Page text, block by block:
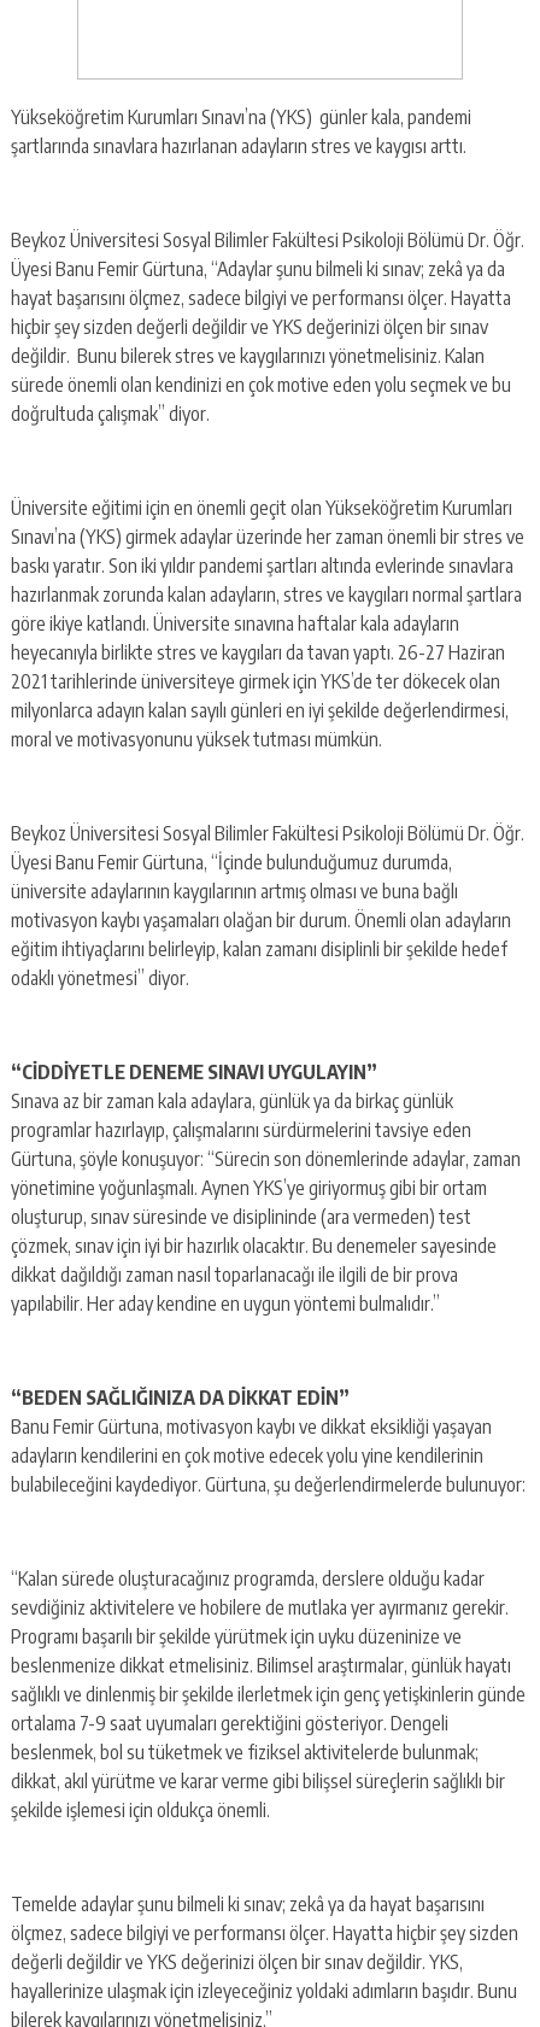
Yükseköğretim Kurumları Sınavı’na (YKS) günler kala, pandemi
şartlarında sınavlara hazırlanan adayların stres ve kaygısı arttı.
Beykoz Üniversitesi Sosyal Bilimler Fakültesi Psikoloji Bölümü Dr. Öğr.
Üyesi Banu Femir Gürtuna, “Adaylar şunu bilmeli ki sınav; zekâ ya da
hayat başarısını ölçmez, sadece bilgiyi ve performansı ölçer. Hayatta
hiçbir şey sizden değerli değildir ve YKS değerinizi ölçen bir sınav
değildir. Bunu bilerek stres ve kaygılarınızı yönetmelisiniz. Kalan
sürede önemli olan kendinizi en çok motive eden yolu seçmek ve bu
doğrultuda çalışmak” diyor.
Üniversite eğitimi için en önemli geçit olan Yükseköğretim Kurumları
Sınavı’na (YKS) girmek adaylar üzerinde her zaman önemli bir stres ve
baskı yaratır. Son iki yıldır pandemi şartları altında evlerinde sınavlara
hazırlanmak zorunda kalan adayların, stres ve kaygıları normal şartlara
göre ikiye katlandı. Üniversite sınavına haftalar kala adayların
heyecanıyla birlikte stres ve kaygıları da tavan yaptı. 26-27 Haziran
2021 tarihlerinde üniversiteye girmek için YKS’de ter dökecek olan
milyonlarca adayın kalan sayılı günleri en iyi şekilde değerlendirmesi,
moral ve motivasyonunu yüksek tutması mümkün.
Beykoz Üniversitesi Sosyal Bilimler Fakültesi Psikoloji Bölümü Dr. Öğr.
Üyesi Banu Femir Gürtuna, “İçinde bulunduğumuz durumda,
üniversite adaylarının kaygılarının artmış olması ve buna bağlı
motivasyon kaybı yaşamaları olağan bir durum. Önemli olan adayların
eğitim ihtiyaçlarını belirleyip, kalan zamanı disiplinli bir şekilde hedef
odaklı yönetmesi” diyor.
“CİDDİYETLE DENEME SINAVI UYGULAYIN”
Sınava az bir zaman kala adaylara, günlük ya da birkaç günlük
programlar hazırlayıp, çalışmalarını sürdürmelerini tavsiye eden
Gürtuna, şöyle konuşuyor: “Sürecin son dönemlerinde adaylar, zaman
yönetimine yoğunlaşmalı. Aynen YKS’ye giriyormuş gibi bir ortam
oluşturup, sınav süresinde ve disiplininde (ara vermeden) test
çözmek, sınav için iyi bir hazırlık olacaktır. Bu denemeler sayesinde
dikkat dağıldığı zaman nasıl toparlanacağı ile ilgili de bir prova
yapılabilir. Her aday kendine en uygun yöntemi bulmalıdır.”
“BEDEN SAĞLIĞINIZA DA DİKKAT EDİN”
Banu Femir Gürtuna, motivasyon kaybı ve dikkat eksikliği yaşayan
adayların kendilerini en çok motive edecek yolu yine kendilerinin
bulabileceğini kaydediyor. Gürtuna, şu değerlendirmelerde bulunuyor:
“Kalan sürede oluşturacağınız programda, derslere olduğu kadar
sevdiğiniz aktivitelere ve hobilere de mutlaka yer ayırmanız gerekir.
Programı başarılı bir şekilde yürütmek için uyku düzeninize ve
beslenmenize dikkat etmelisiniz. Bilimsel araştırmalar, günlük hayatı
sağlıklı ve dinlenmiş bir şekilde ilerletmek için genç yetişkinlerin günde
ortalama 7-9 saat uyumaları gerektiğini gösteriyor. Dengeli
beslenmek, bol su tüketmek ve fiziksel aktivitelerde bulunmak;
dikkat, akıl yürütme ve karar verme gibi bilişsel süreçlerin sağlıklı bir
şekilde işlemesi için oldukça önemli.
Temelde adaylar şunu bilmeli ki sınav; zekâ ya da hayat başarısını
ölçmez, sadece bilgiyi ve performansı ölçer. Hayatta hiçbir şey sizden
değerli değildir ve YKS değerinizi ölçen bir sınav değildir. YKS,
hayallerinize ulaşmak için izleyeceğiniz yoldaki adımların başıdır. Bunu
bilerek kaygılarınızı yönetmelisiniz.”